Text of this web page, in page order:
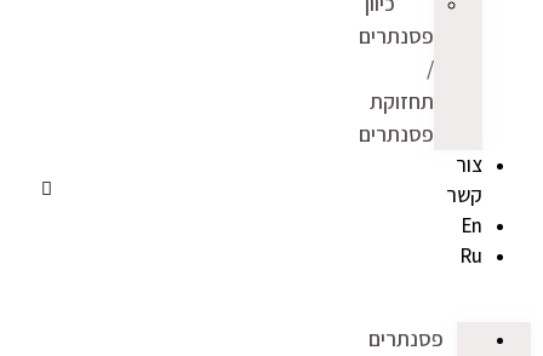
פסנתרים
/
תחזוקת
פסנתרים
צור
קשר
En
Ru
פסנתרים